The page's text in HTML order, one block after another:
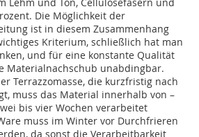
Lehm und Ton, Cellulosefasern und
Die Möglichkeit der
ist in diesem Zusammenhang
Kriterium, schließlich hat man
und für eine konstante Qualität
Materialnachschub unabdingbar.
Terrazzomasse, die kurzfristig nach
muss das Material innerhalb von –
bis vier Wochen verarbeitet
muss im Winter vor Durchfrieren
da sonst die Verarbeitbarkeit